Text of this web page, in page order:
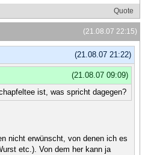
Quote
(21.08.07 22:15)
(21.08.07 21:22)
(21.08.07 09:09)
ist, was spricht dagegen?
nicht erwünscht, von denen ich es
etc.). Von dem her kann ja